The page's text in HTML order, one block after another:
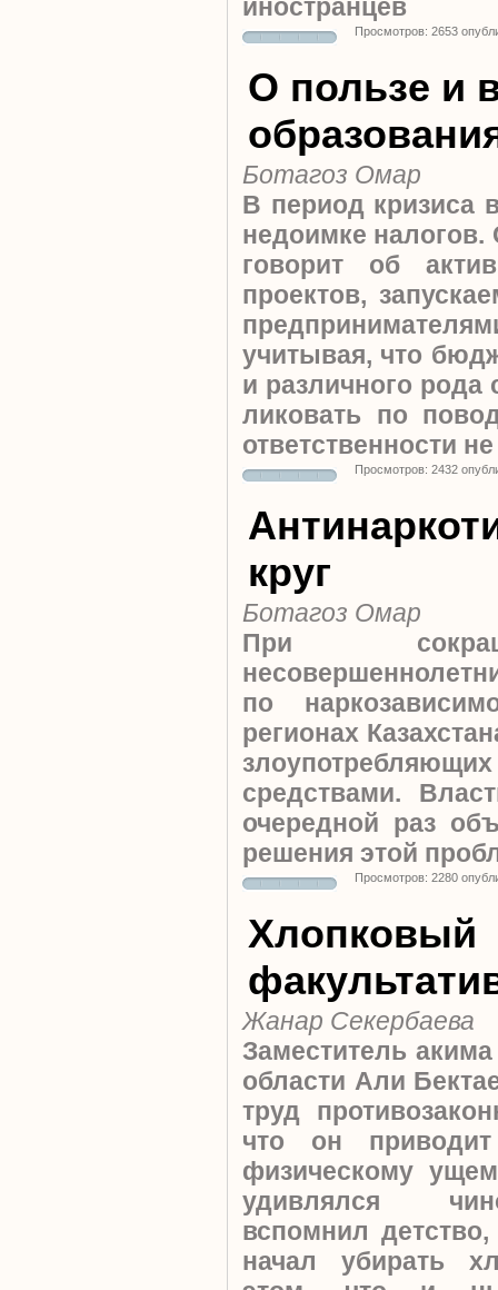
иностранцев
Просмотров: 2653
О пользе и
Ботагоз Омар
В период кризиса
недоимке
говорит об
проектов,
учитывая, что
и различного
ликовать по
ответственности
Просмотров: 2432
круг
Ботагоз Омар
При
по
регионах
средствами.
очередной раз
решения этой
Просмотров: 2280
Хлопковый
Жанар Секербаева
Заместитель
области Али
труд
что он
физическому
удивлялся
вспомнил
начал убирать